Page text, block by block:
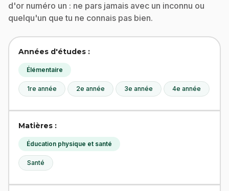
d'or numéro un : ne pars jamais avec un inconnu ou
quelqu'un que tu ne connais pas bien.
Années d'études :
Élémentaire
1re année 2e année 3e année 4e année
Matières :
Éducation physique et santé
Santé